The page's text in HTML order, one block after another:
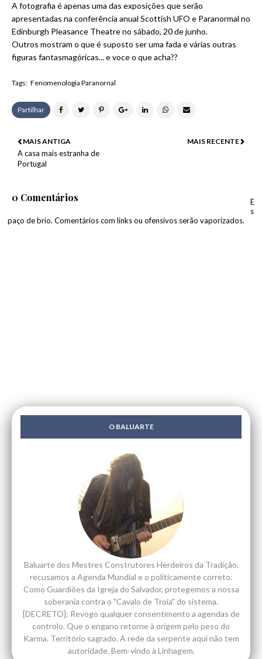
A fotografia é apenas uma das exposições que serão
apresentadas na conferência anual Scottish UFO e Paranormal no
Edinburgh Pleasance Theatre no sábado, 20 de junho.
Outros mostram o que é suposto ser uma fada e várias outras
figuras fantasmagóricas... e voce o que acha??
Tags: Fenomenologia Paranornal
Partilhar
MAIS RECENTE
MAIS ANTIGA
A casa mais estranha de
Portugal
0 Comentários
E
s
paço de brio. Comentários com links ou ofensivos serão vaporizados.
O BALUARTE
Baluarte dos Mestres Construtores Herdeiros da Tradição,
recusamos a Agenda Mundial e o politicamente correto.
Como Guardiões da Igreja do Salvador, protegemos a nossa
soberania contra o "Cavalo de Troia" do sistema.
[DECRETO]: Revogo qualquer consentimento a agendas de
controlo. Que o engano retorne à origem pelo peso do
Karma. Território sagrado. A rede da serpente aqui não tem
autoridade. Bem-vindo à Linhagem.